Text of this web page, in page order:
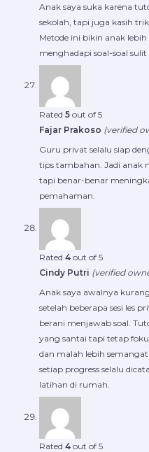
Anak saya suka karena
sekolah, tapi juga kasih
Metode ini bikin anak
menghadapi soal-soal sulit
Rated 5 out of 5
Fajar Prakoso (verified
Guru privat selalu siap
tips tambahan. Jadi anak
tapi benar-benar
pemahaman.
Rated 4 out of 5
Cindy Putri (verified
Anak saya awalnya
setelah beberapa sesi les
berani menjawab soal.
yang santai tapi tetap
dan malah lebih
setiap progress selalu
latihan di rumah.
Rated 4 out of 5